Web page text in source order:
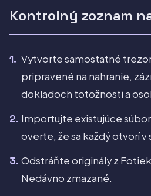
Kontrolný zoznam
Vytvorte samostatné
pripravené na nahranie,
dokladoch totožnosti a
Importujte existujúce
overte, že sa každý otvorí
Odstráňte originály z
Nedávno zmazané.